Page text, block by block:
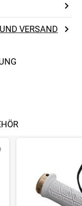
VERSAND